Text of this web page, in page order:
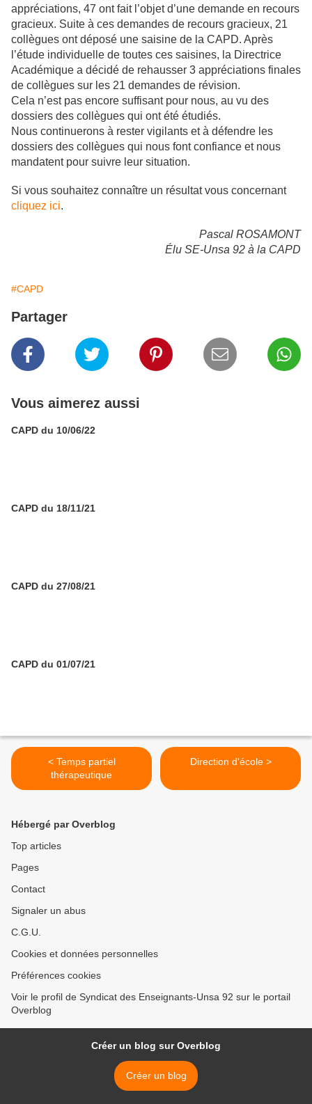
appréciations, 47 ont fait l’objet d’une demande en recours
gracieux. Suite à ces demandes de recours gracieux, 21
collègues ont déposé une saisine de la CAPD. Après
l’étude individuelle de toutes ces saisines, la Directrice
Académique a décidé de rehausser 3 appréciations finales
de collègues sur les 21 demandes de révision.
Cela n’est pas encore suffisant pour nous, au vu des
dossiers des collègues qui ont été étudiés.
Nous continuerons à rester vigilants et à défendre les
dossiers des collègues qui nous font confiance et nous
mandatent pour suivre leur situation.
Si vous souhaitez connaître un résultat vous concernant
cliquez ici.
Pascal ROSAMONT
Élu SE-Unsa 92 à la CAPD
#CAPD
Partager
Vous aimerez aussi
CAPD du 10/06/22
CAPD du 18/11/21
CAPD du 27/08/21
CAPD du 01/07/21
< Temps partiel
thérapeutique
Direction d'école >
Hébergé par Overblog
Top articles
Pages
Contact
Signaler un abus
C.G.U.
Cookies et données personnelles
Préférences cookies
Voir le profil de Syndicat des Enseignants-Unsa 92 sur le portail
Overblog
Créer un blog sur Overblog
Créer un blog